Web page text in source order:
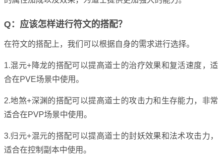
Q：应该怎样进行符文的搭配？
在符文的搭配上，我们可以根据自身的需求进行选择。
1.混元+降龙的搭配可以提高道士的治疗效果和复活速度，适
合在PVE场景中使用。
2.地煞+深渊的搭配可以提高道士的攻击力和生存能力，非常
适合在PVP场景中使用。
3.归元+混元的搭配可以提高道士的封妖效果和法术攻击力，
适合在控制副本中使用。